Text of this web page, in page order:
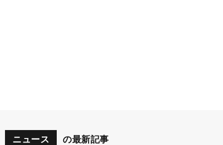
ニュース の最新記事